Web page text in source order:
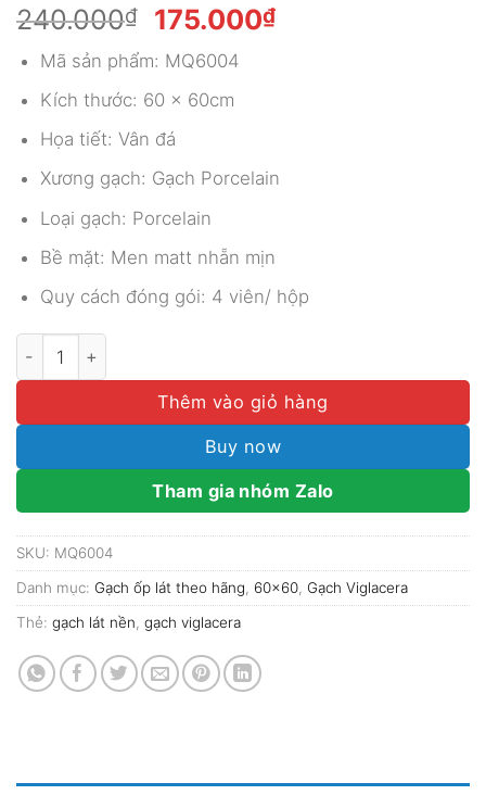
240.000₫
Giá
gốc
là:
240.000₫.
175.000₫Giá
Mã sản phẩm: MQ6004
Kích thước: 60 x 60cm
Họa tiết: Vân đá
Xương gạch: Gạch Porcelain
Loại gạch: Porcelain
Bề mặt: Men matt nhẵn mịn
Quy cách đóng gói: 4 viên/ hộp
GẠCH VIGLACERA 60X60 MÃ MQ6004 số lượng
Thêm vào giỏ hàng
Buy now
Tham gia nhóm Zalo
SKU: MQ6004
Danh mục: Gạch ốp lát theo hãng, 60x60, Gạch Viglacera
Thẻ: gạch lát nền, gạch viglacera